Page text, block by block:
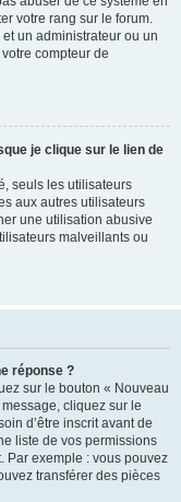
votre rang sur le forum.
un administrateur ou un
compteur de
je clique sur le lien de
seuls les utilisateurs
aux autres utilisateurs
une utilisation abusive
malveillants ou
réponse ?
sur le bouton « Nouveau
cliquez sur le
d’être inscrit avant de
liste de vos permissions
Par exemple : vous pouvez
transférer des pièces